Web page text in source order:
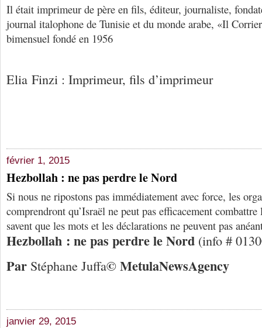
Il était imprimeur de père en fils, éditeur, journaliste,
journal italophone de Tunisie et du monde arabe, «Il
bimensuel fondé en 1956
Elia Finzi : Imprimeur, fils d’imprimeur
février 1, 2015
Hezbollah : ne pas perdre le Nord
Si nous ne ripostons pas immédiatement avec force, les
comprendront qu’Israël ne peut pas efficacement
savent que les mots et les déclarations ne peuvent pas
Hezbollah : ne pas perdre le Nord (info #
Par Stéphane Juffa© MetulaNewsAgency
janvier 29, 2015